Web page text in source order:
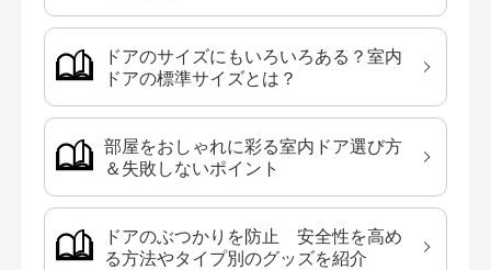
ドアのサイズにもいろいろある？室内
ドアの標準サイズとは？
部屋をおしゃれに彩る室内ドア選び方
＆失敗しないポイント
ドアのぶつかりを防止 安全性を高め
る方法やタイプ別のグッズを紹介